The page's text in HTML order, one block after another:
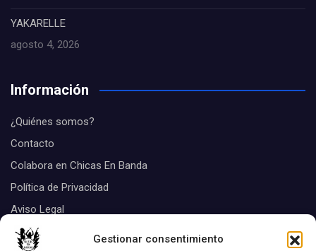
Gestionar consentimiento
YAKARELLE
agosto 4, 2026
Información
¿Quiénes somos?
Contacto
Colabora en Chicas En Banda
Política de Privacidad
Aviso Legal
Suscribirse